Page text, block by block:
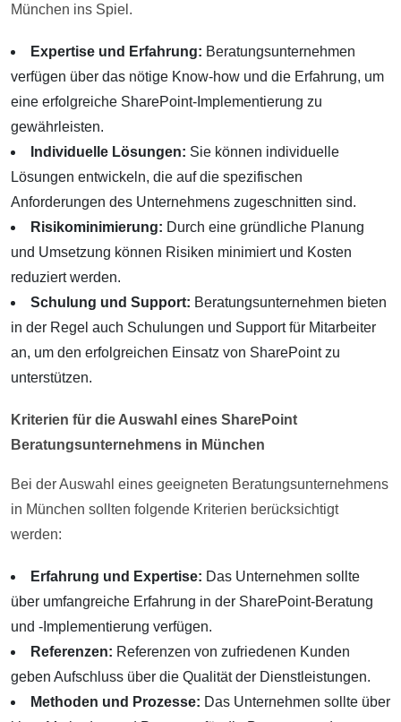
München ins Spiel.
Expertise und Erfahrung: Beratungsunternehmen
verfügen über das nötige Know-how und die Erfahrung, um
eine erfolgreiche SharePoint-Implementierung zu
gewährleisten.
Individuelle Lösungen: Sie können individuelle
Lösungen entwickeln, die auf die spezifischen
Anforderungen des Unternehmens zugeschnitten sind.
Risikominimierung: Durch eine gründliche Planung
und Umsetzung können Risiken minimiert und Kosten
reduziert werden.
Schulung und Support: Beratungsunternehmen bieten
in der Regel auch Schulungen und Support für Mitarbeiter
an, um den erfolgreichen Einsatz von SharePoint zu
unterstützen.
Kriterien für die Auswahl eines SharePoint
Beratungsunternehmens in München
Bei der Auswahl eines geeigneten Beratungsunternehmens
in München sollten folgende Kriterien berücksichtigt
werden:
Erfahrung und Expertise: Das Unternehmen sollte
über umfangreiche Erfahrung in der SharePoint-Beratung
und -Implementierung verfügen.
Referenzen: Referenzen von zufriedenen Kunden
geben Aufschluss über die Qualität der Dienstleistungen.
Methoden und Prozesse: Das Unternehmen sollte über